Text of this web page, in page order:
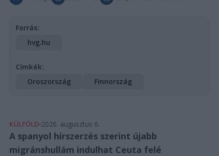
Forrás:
hvg.hu
Címkék:
Oroszország
Finnország
KÜLFÖLD 2026. augusztus 6.
A spanyol hírszerzés szerint újabb
migránshullám indulhat Ceuta felé